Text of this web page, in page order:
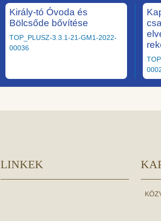
Király-tó Óvoda és
Bölcsőde bővítése
TOP_PLUSZ-3.3.1-21-GM1-2022-
00036
LINKEK